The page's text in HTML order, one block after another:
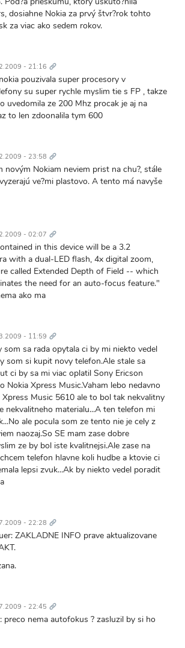
dosiahne Nokia za prvý štvr?rok tohto
za viac ako sedem rokov.
- 21:16 odkaz
pouzivala super procesory v
su super rychle myslim tie s FP , takze
uvedomila ze 200 Mhz procak je aj na
to len zdoonalila tym 600
- 23:58 odkaz
novým Nokiam neviem prist na chu?, stále
ve?mi plastovo. A tento má navyše
- 02:07 odkaz
in this device will be a 3.2
with a dual-LED flash, 4x digital zoom,
called Extended Depth of Field -- which
the need for an auto-focus feature."
ako ma
- 11:59 odkaz
som sa rada opytala ci by mi niekto vedel
som si kupit novy telefon.Ale stale sa
ci by sa mi viac oplatil Sony Ericson
Nokia Xpress Music.Vaham lebo nedavno
Music 5610 ale to bol tak nekvalitny
nekvalitneho materialu...A ten telefon mi
ale pocula som ze tento nie je cely z
naozaj.So SE mam zase dobre
ze by bol iste kvalitnejsi.Ale zase na
telefon hlavne koli hudbe a ktovie ci
lepsi zvuk...Ak by niekto vedel poradit
- 22:28 odkaz
ZAKLADNE INFO prave aktualizovane
- 22:45 odkaz
preco nema autofokus ? zasluzil by si ho